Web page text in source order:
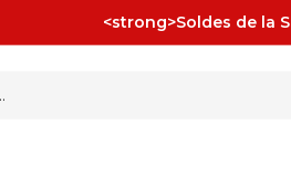
<strong>Soldes de la